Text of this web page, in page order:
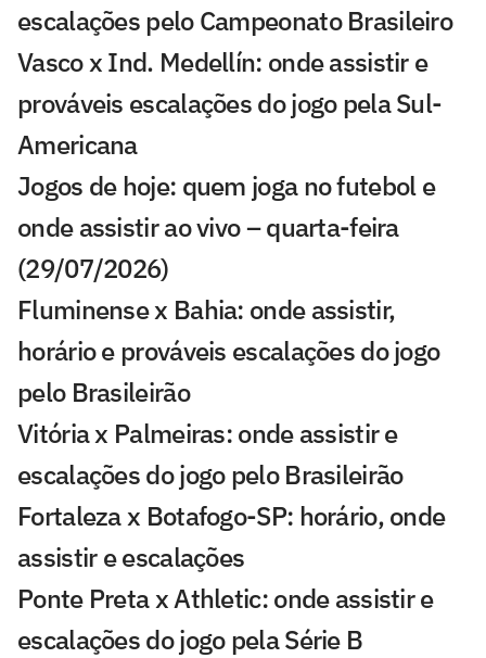
escalações pelo Campeonato Brasileiro
Vasco x Ind. Medellín: onde assistir e
prováveis escalações do jogo pela Sul-
Americana
Jogos de hoje: quem joga no futebol e
onde assistir ao vivo – quarta-feira
(29/07/2026)
Fluminense x Bahia: onde assistir,
horário e prováveis escalações do jogo
pelo Brasileirão
Vitória x Palmeiras: onde assistir e
escalações do jogo pelo Brasileirão
Fortaleza x Botafogo-SP: horário, onde
assistir e escalações
Ponte Preta x Athletic: onde assistir e
escalações do jogo pela Série B